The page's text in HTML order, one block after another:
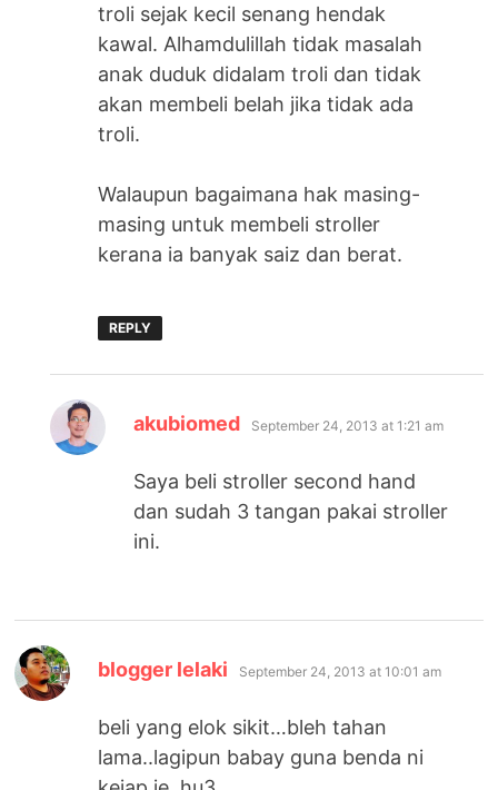
troli sejak kecil senang hendak
kawal. Alhamdulillah tidak masalah
anak duduk didalam troli dan tidak
akan membeli belah jika tidak ada
troli.
Walaupun bagaimana hak masing-
masing untuk membeli stroller
kerana ia banyak saiz dan berat.
REPLY
akubiomed says:
September 24, 2013 at 1:21 am
Saya beli stroller second hand
dan sudah 3 tangan pakai stroller
ini.
blogger lelaki says:
September 24, 2013 at 10:01 am
beli yang elok sikit…bleh tahan
lama..lagipun babay guna benda ni